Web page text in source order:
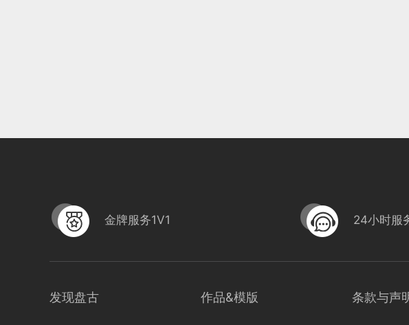
金牌服务1V1 24小时服
发现盘古 作品&模版 条款与声